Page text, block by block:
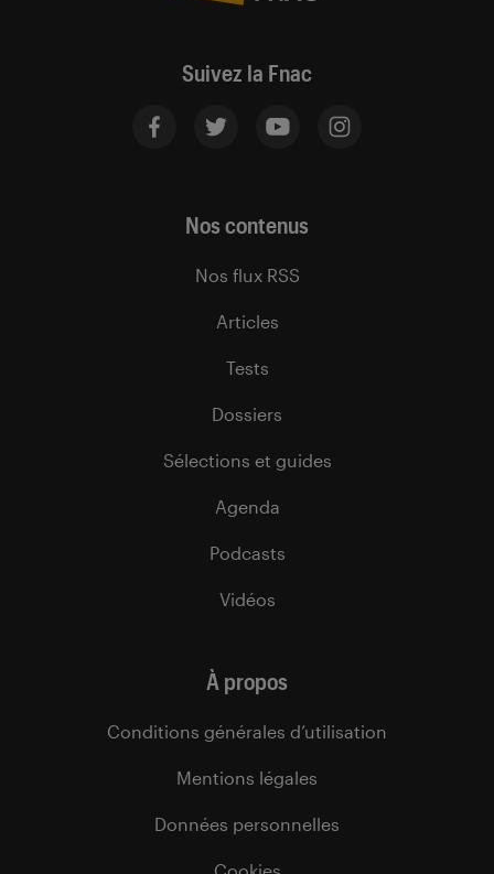
Suivez la Fnac
Nos contenus
Nos flux RSS
Articles
Tests
Dossiers
Sélections et guides
Agenda
Podcasts
Vidéos
À propos
Conditions générales d’utilisation
Mentions légales
Données personnelles